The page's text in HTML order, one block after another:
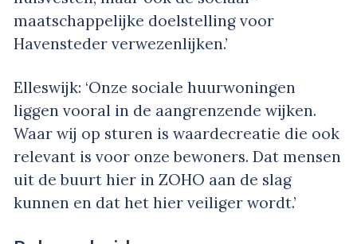
maatschappelijke doelstelling voor
Havensteder verwezenlijken.’
Elleswijk: ‘Onze sociale huurwoningen
liggen vooral in de aangrenzende wijken.
Waar wij op sturen is waardecreatie die ook
relevant is voor onze bewoners. Dat mensen
uit de buurt hier in ZOHO aan de slag
kunnen en dat het hier veiliger wordt.’